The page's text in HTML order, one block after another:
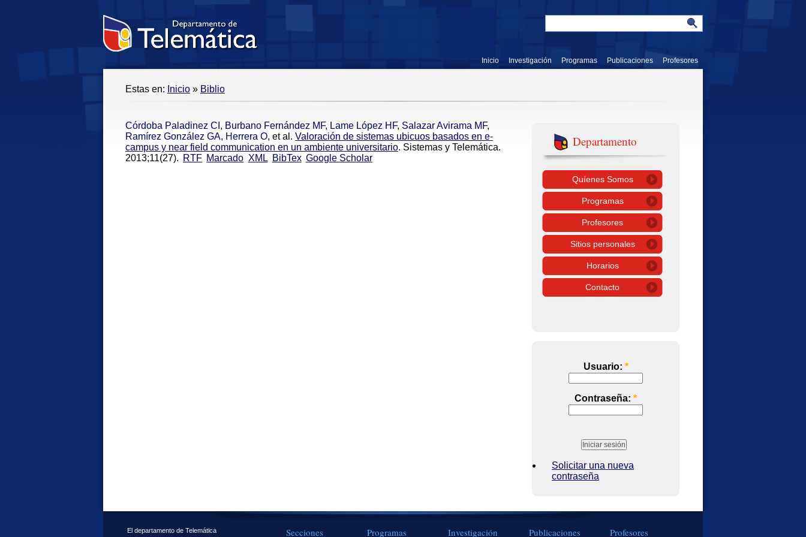
Inicio Investigación Programas Publicaciones Profesores
Estas en: Inicio » Biblio
Córdoba Paladinez CI , Burbano Fernández MF, Lame López HF, Salazar Avirama MF,
Ramírez González GA, Herrera O, et al. Valoración de sistemas ubicuos basados en e-
campus y near field communication en un ambiente universitario. Sistemas y Telemática.
2013;11(27). RTF Marcado XML BibTex Google Scholar
Departamento
Quíenes Somos
Programas
Profesores
Sitios personales
Horarios
Contacto
Usuario: *
Contraseña: *
Solicitar una nueva
contraseña
El departamento de Telemática
Secciones Programas Investigación Publicaciones Profesores